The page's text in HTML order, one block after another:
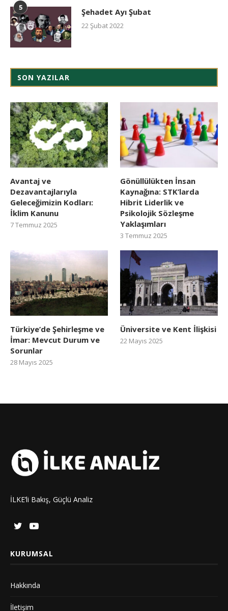
5 Şehadet Ayı Şubat
22 Şubat 2022
SON YAZILAR
Avantaj ve
Dezavantajlarıyla
Geleceğimizin Kodları:
İklim Kanunu
7 Temmuz 2025
Gönüllülükten İnsan
Kaynağına: STK’larda
Hibrit Liderlik ve
Psikolojik Sözleşme
Yaklaşımları
3 Temmuz 2025
Türkiye’de Şehirleşme ve
İmar: Mevcut Durum ve
Sorunlar
28 Mayıs 2025
Üniversite ve Kent İlişkisi
22 Mayıs 2025
İLKE’li Bakış, Güçlü Analiz
KURUMSAL
Hakkında
İletişim